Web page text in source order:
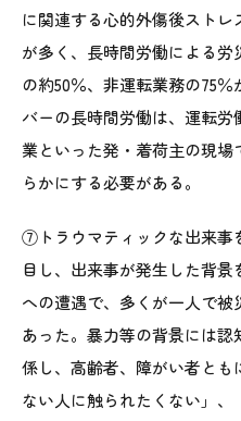
に関連する心的外傷後スト
が多く、長時間労働による
の約50％、非運転業務の75
バーの長時間労働は、運転
業といった発・着荷主の現
らかにする必要がある。
⑦トラウマティックな出来事
目し、出来事が発生した背
への遭遇で、多くが一人で
あった。暴力等の背景には
係し、高齢者、障がい者とも
ない人に触られたくない」